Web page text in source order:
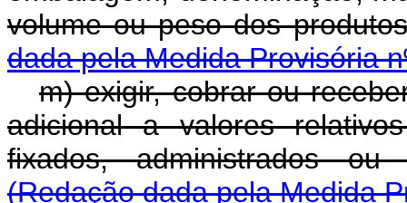
volume ou peso dos
dada pela Medida Provisória
m) exigir, cobrar ou
adicional a valores
fixados, administrados
(Redação dada pela Medida